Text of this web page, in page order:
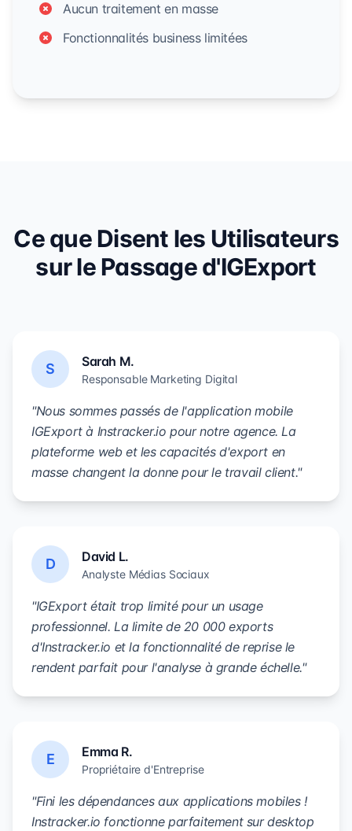
Aucun traitement en masse
Fonctionnalités business limitées
Ce que Disent les Utilisateurs
sur le Passage d'IGExport
S Sarah M.
Responsable Marketing Digital
"Nous sommes passés de l'application mobile
IGExport à Instracker.io pour notre agence. La
plateforme web et les capacités d'export en
masse changent la donne pour le travail client."
D David L.
Analyste Médias Sociaux
"IGExport était trop limité pour un usage
professionnel. La limite de 20 000 exports
d'Instracker.io et la fonctionnalité de reprise le
rendent parfait pour l'analyse à grande échelle."
E Emma R.
Propriétaire d'Entreprise
"Fini les dépendances aux applications mobiles !
Instracker.io fonctionne parfaitement sur desktop